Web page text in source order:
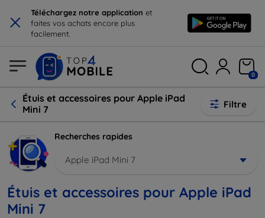
× Téléchargez notre application et
faites vos achats encore plus
facilement.
0
Étuis et accessoires pour Apple iPad
Mini 7
Filtre
Recherches rapides
Apple iPad Mini 7
Étuis et accessoires pour Apple iPad
Mini 7